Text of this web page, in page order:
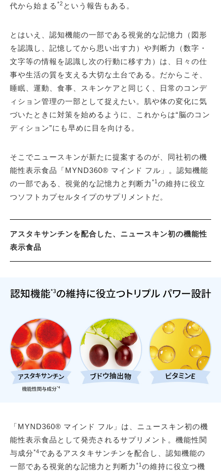
代から始まる *2 という報告もある。
とはいえ、認知機能の一部である視覚的な記憶力（図形
を認識し、記憶してから思い出す力）や判断力（数字・
文字等の情報を認識し次の行動に移す力）は、日々の仕
事や生活の質を支える大切な土台である。だからこそ、
睡眠、運動、食事、スキンケアと同じく、日常のコンデ
ィション管理の一部として捉えたい。肌や体の変化に気
づいたときに対策を始めるように、これからは“脳のコン
ディション”にも早めに目を向ける。
そこでニュースキンが新たに提案するのが、同社初の機
能性表示食品「MYND360® マインド フル」。認知機能
の一部である、視覚的な記憶力と判断力 *1 の維持に役立
つソフトカプセルタイプのサプリメントだ。
アスタキサンチンを配合した、ニュースキン初の機能性
表示食品
「MYND360® マインド フル」は、ニュースキン初の機
能性表示食品として発売されるサプリメント。機能性関
与成分*4であるアスタキサンチンを配合し、認知機能の
一部である視覚的な記憶力と判断力 *1 の維持に役立つ機